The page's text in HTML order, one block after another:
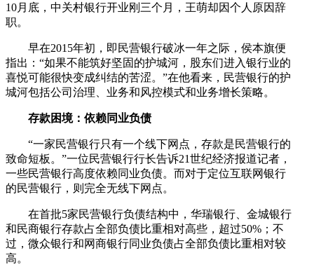
10月底，中关村银行开业刚三个月，王萌却因个人原因辞
职。
早在2015年初，即民营银行破冰一年之际，侯本旗便
指出：“如果不能筑好坚固的护城河，股东们进入银行业的
喜悦可能很快变成纠结的苦涩。”在他看来，民营银行的护
城河包括公司治理、业务和风控模式和业务增长策略。
存款困境：依赖同业负债
“一家民营银行只有一个线下网点，存款是民营银行的
致命短板。”一位民营银行行长告诉21世纪经济报道记者，
一些民营银行高度依赖同业负债。而对于定位互联网银行
的民营银行，则完全无线下网点。
在首批5家民营银行负债结构中，华瑞银行、金城银行
和民商银行存款占全部负债比重相对高些，超过50%；不
过，微众银行和网商银行同业负债占全部负债比重相对较
高。